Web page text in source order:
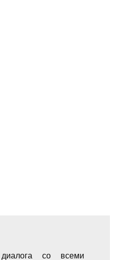
со всеми